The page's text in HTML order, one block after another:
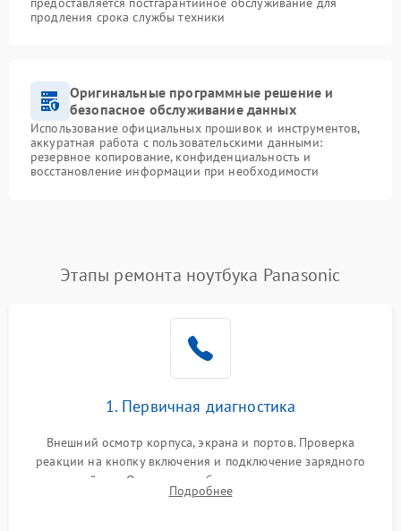
продления срока службы техники
Оригинальные программные решение и
безопасное обслуживание данных
Использование официальных прошивок и инструментов,
аккуратная работа с пользовательскими данными:
резервное копирование, конфиденциальность и
восстановление информации при необходимости
Этапы ремонта ноутбука Panasonic
1. Первичная диагностика
Внешний осмотр корпуса, экрана и портов. Проверка
реакции на кнопку включения и подключение зарядного
устройства. Оценка потребления тока с помощью
лабораторного блока питания для локализации проблемы.
Подробнее